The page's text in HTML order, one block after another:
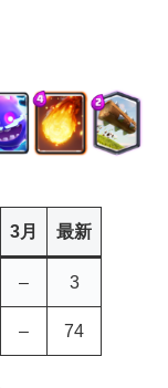
3月 最新
– 3
– 74